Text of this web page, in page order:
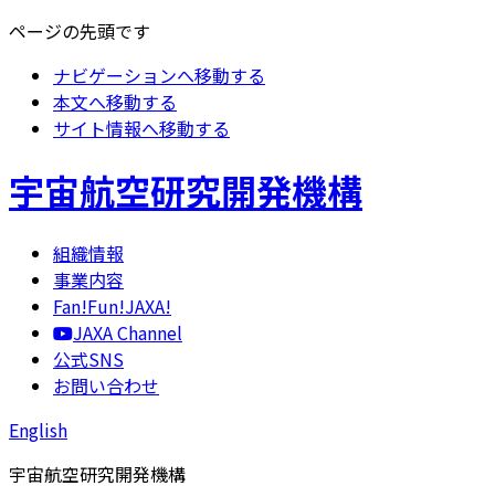
ページの先頭です
ナビゲーションへ移動する
本文へ移動する
サイト情報へ移動する
宇宙航空研究開発機構
組織情報
事業内容
Fan!Fun!JAXA!
JAXA Channel
公式SNS
お問い合わせ
English
宇宙航空研究開発機構